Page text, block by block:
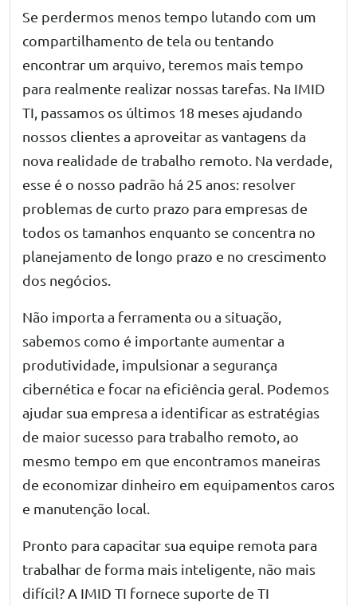
Se perdermos menos tempo lutando com um
compartilhamento de tela ou tentando
encontrar um arquivo, teremos mais tempo
para realmente realizar nossas tarefas. Na IMID
TI, passamos os últimos 18 meses ajudando
nossos clientes a aproveitar as vantagens da
nova realidade de trabalho remoto. Na verdade,
esse é o nosso padrão há 25 anos: resolver
problemas de curto prazo para empresas de
todos os tamanhos enquanto se concentra no
planejamento de longo prazo e no crescimento
dos negócios.
Não importa a ferramenta ou a situação,
sabemos como é importante aumentar a
produtividade, impulsionar a segurança
cibernética e focar na eficiência geral. Podemos
ajudar sua empresa a identificar as estratégias
de maior sucesso para trabalho remoto, ao
mesmo tempo em que encontramos maneiras
de economizar dinheiro em equipamentos caros
e manutenção local.
Pronto para capacitar sua equipe remota para
trabalhar de forma mais inteligente, não mais
difícil? A IMID TI fornece suporte de TI